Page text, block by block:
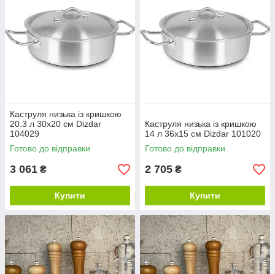
Каструля низька із кришкою
20.3 л 30x20 см Dizdar
104029
Готово до відправки
3 061 ₴
Купити
Каструля низька із кришкою
14 л 36x15 см Dizdar 101020
Готово до відправки
2 705 ₴
Купити